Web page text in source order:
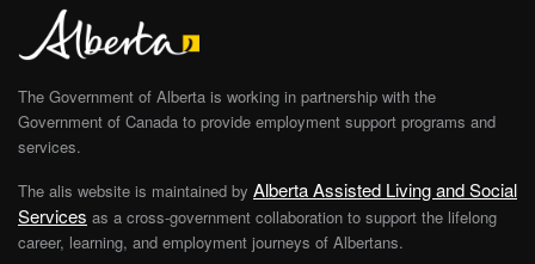
The Government of Alberta is working in partnership with the
Government of Canada to provide employment support programs and
services.
The alis website is maintained by Alberta Assisted Living and Social
Services as a cross-government collaboration to support the lifelong
career, learning, and employment journeys of Albertans.